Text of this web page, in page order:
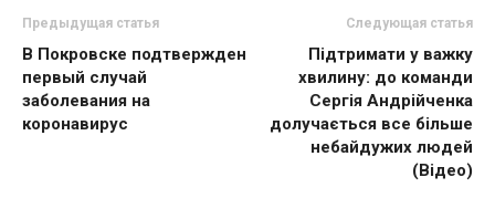
Предыдущая статья
В Покровске подтвержден
первый случай
заболевания на
коронавирус
Следующая статья
Підтримати у важку
хвилину: до команди
Сергія Андрійченка
долучається все більше
небайдужих людей
(Відео)